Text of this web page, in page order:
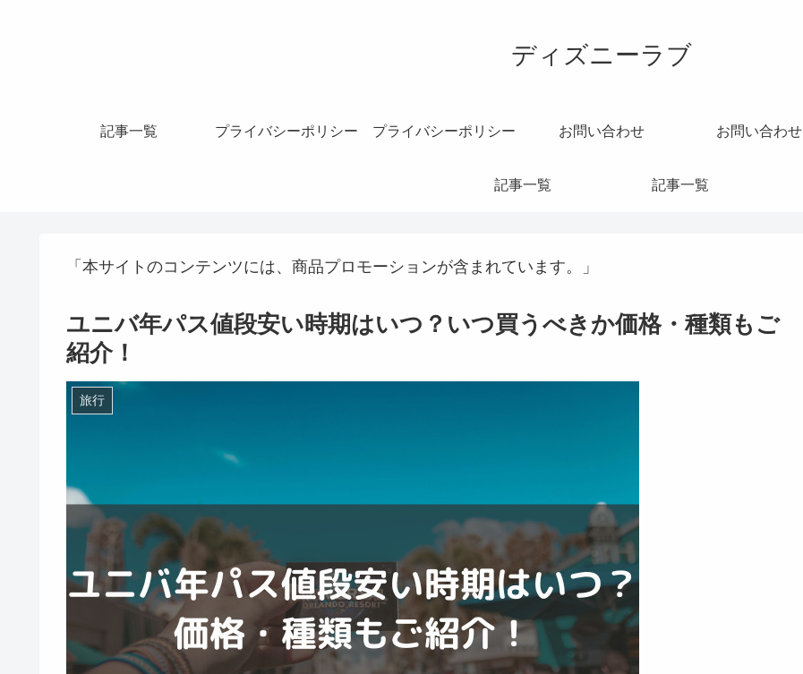
ディズニーラブ
記事一覧 プライバシーポリシー プライバシーポリシー お問い合わせ お問い合わせ
記事一覧 記事一覧
「本サイトのコンテンツには、商品プロモーションが含まれています。」
ユニバ年パス値段安い時期はいつ？いつ買うべきか価格・種類もご
紹介！
旅行